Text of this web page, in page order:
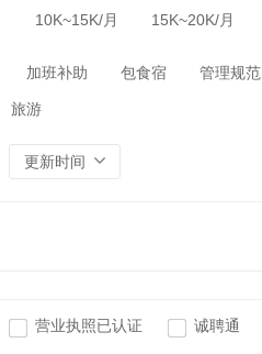
10K~15K/月 15K~20K/月
加班补助 包食宿 管理规范
旅游
更新时间
营业执照已认证 诚聘通